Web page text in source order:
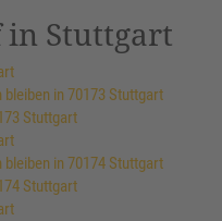
Stuttgart
in 70173 Stuttgart
Stuttgart
in 70174 Stuttgart
Stuttgart